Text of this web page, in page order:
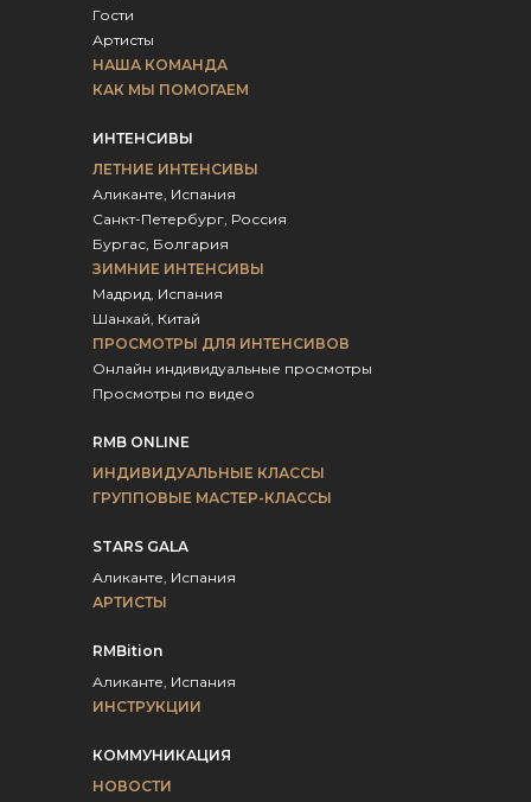
Гости
Артисты
НАША КОМАНДА
КАК МЫ ПОМОГАЕМ
ИНТЕНСИВЫ
ЛЕТНИЕ ИНТЕНСИВЫ
Аликанте, Испания
Санкт-Петербург, Россия
Бургас, Болгария
ЗИМНИЕ ИНТЕНСИВЫ
Мадрид, Испания
Шанхай, Китай
ПРОСМОТРЫ ДЛЯ ИНТЕНСИВОВ
Онлайн индивидуальные просмотры
Просмотры по видео
RMB ONLINE
ИНДИВИДУАЛЬНЫЕ КЛАССЫ
ГРУППОВЫЕ МАСТЕР-КЛАССЫ
STARS GALA
Аликанте, Испания
АРТИСТЫ
RMBition
Аликанте, Испания
ИНСТРУКЦИИ
КОММУНИКАЦИЯ
НОВОСТИ